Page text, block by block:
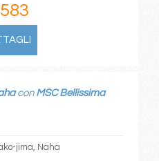
con MSC Bellissima
jima, Naha